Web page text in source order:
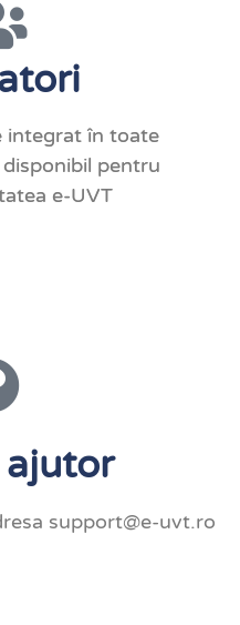
integrat în toate
pentru
e-UVT
support@e-uvt.ro